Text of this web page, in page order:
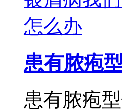
患有脓疱
患有脓疱